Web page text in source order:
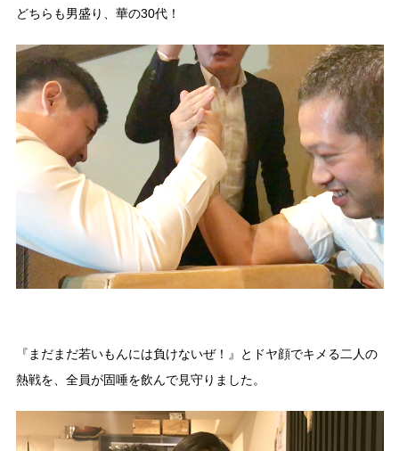
どちらも男盛り、華の30代！
『まだまだ若いもんには負けないぜ！』とドヤ顔でキメる二人の
熱戦を、全員が固唾を飲んで見守りました。